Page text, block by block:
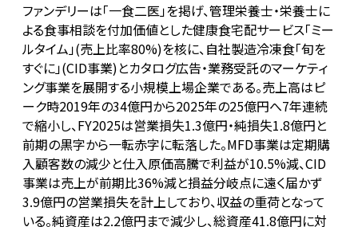
ファンデリーは「一食二医」を掲げ、管理栄養士・栄養士に
よる食事相談を付加価値とした健康食宅配サービス「ミー
ルタイム」(売上比率80%)を核に、自社製造冷凍食「旬を
すぐに」(CID事業)とカタログ広告・業務受託のマーケティ
ング事業を展開する小規模上場企業である。売上高はピ
ーク時2019年の34億円から2025年の25億円へ7年連続
で縮小し、FY2025は営業損失1.3億円・純損失1.8億円と
前期の黒字から一転赤字に転落した。MFD事業は定期購
入顧客数の減少と仕入原価高騰で利益が10.5%減、CID
事業は売上が前期比36%減と損益分岐点に遠く届かず
3.9億円の営業損失を計上しており、収益の重荷となって
いる。純資産は2.2億円まで減少し、総資産41.8億円に対